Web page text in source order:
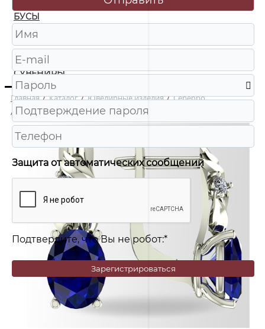
БУСЫ
ЧАСЫ
ШКАТУЛКИ
СУВЕНИРЫ
Главная / Каталог / Ювелирные изделия / Серебро
/
СС0453 Серьги Ag 925
Защита от автоматических сообщений
Подтвердите, что Вы не робот:*
Зарегистрироваться